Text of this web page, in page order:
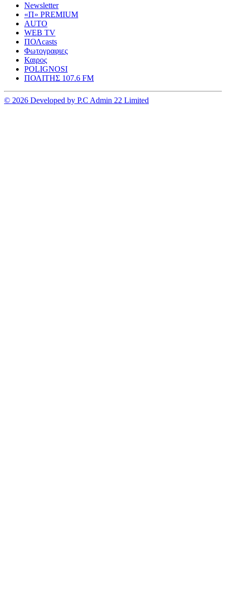
Newsletter
«Π» PREMIUM
AUTO
WEB TV
ΠΟΛcasts
Φωτογραφιες
Καιρος
POLIGNOSI
ΠΟΛΙΤΗΣ 107.6 FM
© 2026 Developed by P.C Admin 22 Limited